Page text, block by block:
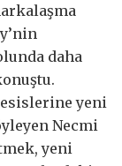
daha
yeni
Necmi
yeni